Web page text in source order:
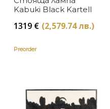
Fendi Casa
Mars & More
Червено
Kabuki Black Kartell
1319 € (2,579.74 лв.)
Preorder